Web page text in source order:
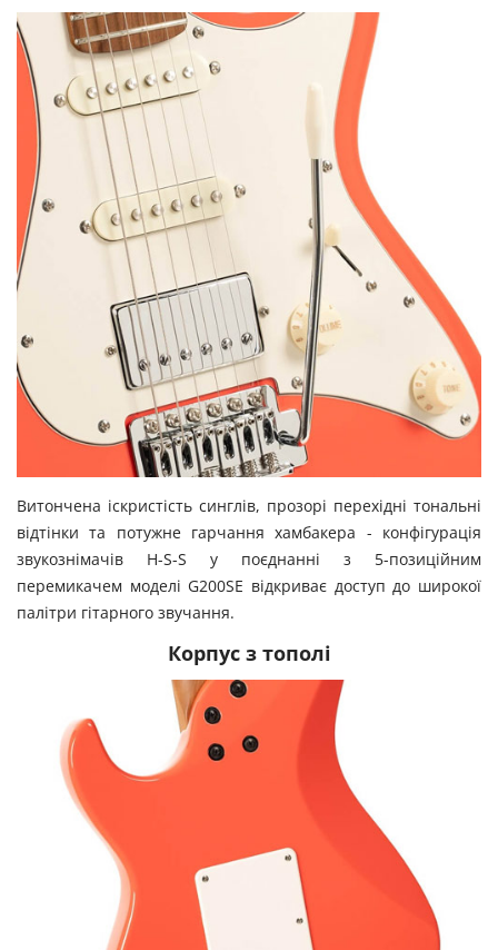
Витончена іскристість синглів, прозорі перехідні тональні
відтінки та потужне гарчання хамбакера - конфігурація
звукознімачів H-S-S у поєднанні з 5-позиційним
перемикачем моделі G200SE відкриває доступ до широкої
палітри гітарного звучання.
Корпус з тополі